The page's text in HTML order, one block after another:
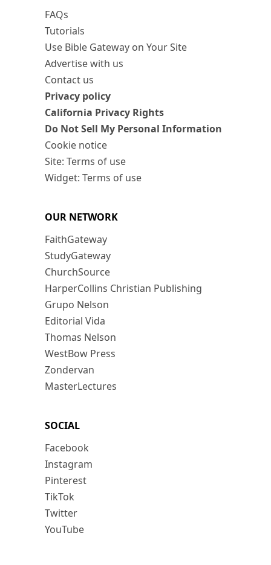
FAQs
Tutorials
Use Bible Gateway on Your Site
Advertise with us
Contact us
Privacy policy
California Privacy Rights
Do Not Sell My Personal Information
Cookie notice
Site: Terms of use
Widget: Terms of use
OUR NETWORK
FaithGateway
StudyGateway
ChurchSource
HarperCollins Christian Publishing
Grupo Nelson
Editorial Vida
Thomas Nelson
WestBow Press
Zondervan
MasterLectures
SOCIAL
Facebook
Instagram
Pinterest
TikTok
Twitter
YouTube